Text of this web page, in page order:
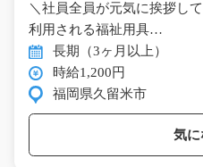
＼社員全員が元気に挨拶し
利用される福祉用具…
長期（3ヶ月以上）
時給1,200円
福岡県久留米市
気に